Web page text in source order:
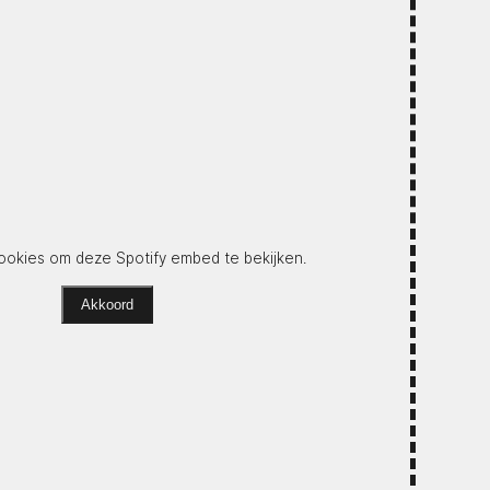
om deze Spotify embed te bekijken.
Akkoord